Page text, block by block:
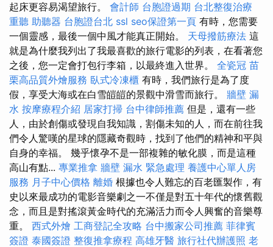
起床更容易渴望旅行。 會計師 台胞證過期 台北整復治療
重聽 助聽器 台胞證台北 ssl seo保證第一頁 有時，您需要
一個靈感，最後一個中風才能真正開始。 天母撥筋療法 這
就是為什麼我列出了我最喜歡的旅行電影的列表，在看著您
之後，您一定會打包行李箱，以最終進入世界。 全瓷冠 苗
栗高品質外燴服務 臥式冷凍櫃 有時，我們旅行是為了度
假，享受大海或在白雪皚皚的景觀中滑雪而旅行。 牆壁 漏
水 按摩療程介紹 居家打掃 台中律師推薦 但是，還有一些
人，由於創傷或發現自我知識，割傷未知的人，而在前往我
們令人驚嘆的星球的隱藏奇觀時，找到了他們的精神和平與
自身的幸福。 幾乎懷孕不是一部複雜的敏化膜，而是這種
高山有點... 專業推拿 牆壁 漏水 緊急處理 養護中心單人房
服務 月子中心價格 離婚 根據也令人難忘的百老匯製作，有
史以來最成功的電影音樂劇之一不僅是對五十年代的懷舊觀
念，而且是對搖滾黃金時代的充滿活力而令人興奮的音樂尊
重。 西式外燴 工商登記全攻略 台中搬家公司推薦 菲律賓
簽證 泰國簽證 整復推拿療程 高雄牙醫 旅行社代辦護照 老